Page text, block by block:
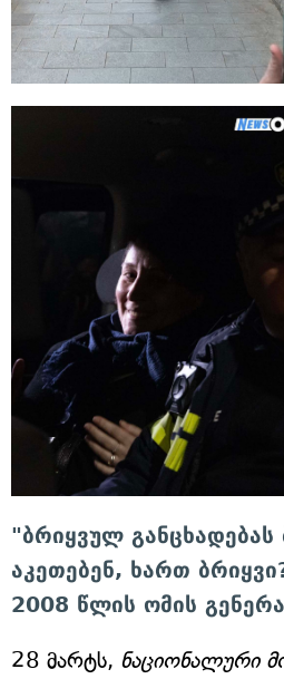
"ბრიყვულ განცხადებას
აკეთებენ, ხართ
2008 წლის ომის
28 მარტს, ნაციონალური